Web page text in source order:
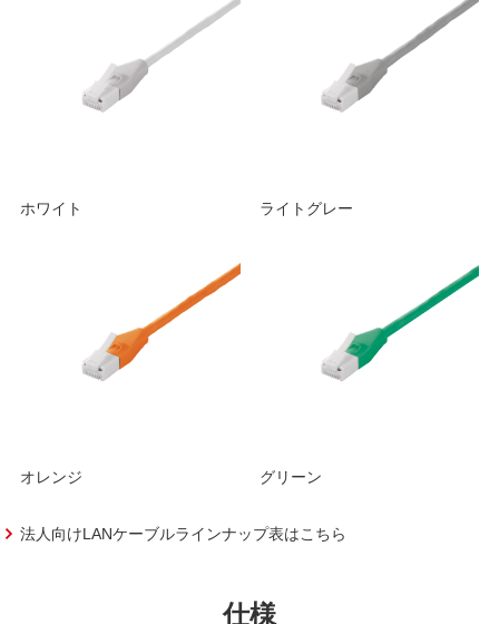
ホワイト ライトグレー
オレンジ グリーン
法人向けLANケーブルラインナップ表はこちら
仕様